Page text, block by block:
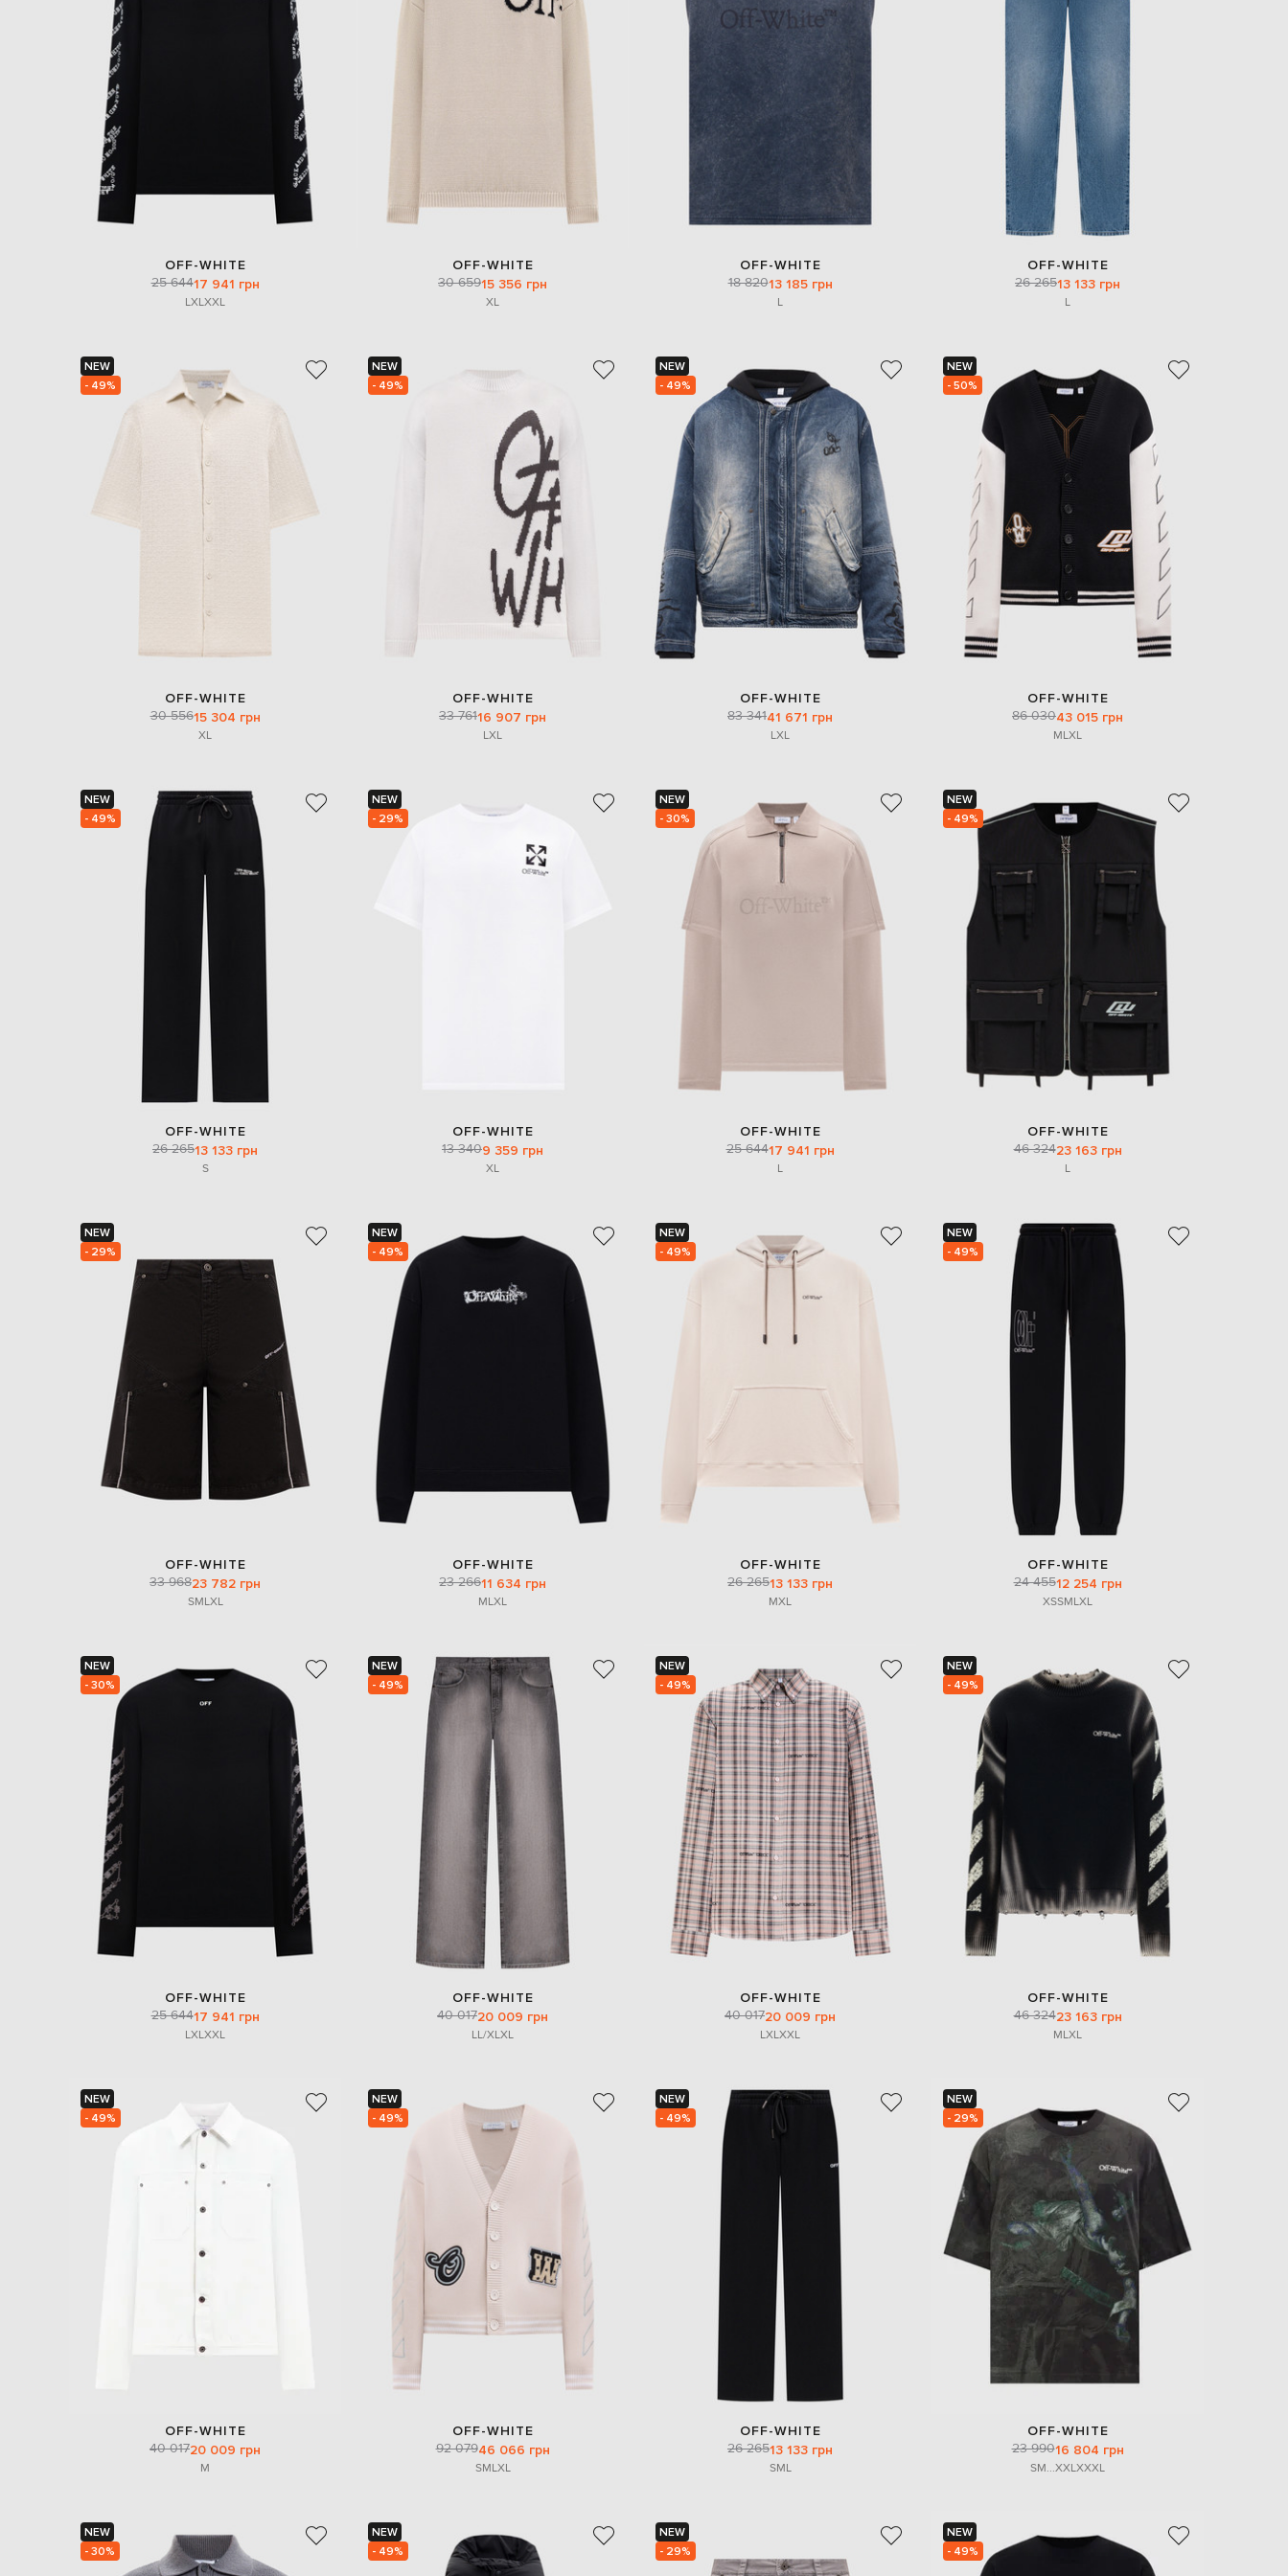
Slovakia
Slovenia
Spain
Sweden
OFF-WHITE
25 64417 941 грн
LXLXXL
OFF-WHITE
30 65915 356 грн
XL
OFF-WHITE
18 82013 185 грн
L
OFF-WHITE
26 26513 133 грн
L
NEW
- 49%
OFF-WHITE
30 55615 304 грн
XL
NEW
- 49%
OFF-WHITE
33 76116 907 грн
LXL
NEW
- 49%
OFF-WHITE
83 34141 671 грн
LXL
NEW
- 50%
OFF-WHITE
86 03043 015 грн
MLXL
NEW
- 49%
OFF-WHITE
26 26513 133 грн
S
NEW
- 29%
OFF-WHITE
13 3409 359 грн
XL
NEW
- 30%
OFF-WHITE
25 64417 941 грн
L
NEW
- 49%
OFF-WHITE
46 32423 163 грн
L
NEW
- 29%
OFF-WHITE
33 96823 782 грн
SMLXL
NEW
- 49%
OFF-WHITE
23 26611 634 грн
MLXL
NEW
- 49%
OFF-WHITE
26 26513 133 грн
MXL
NEW
- 49%
OFF-WHITE
24 45512 254 грн
XSSMLXL
NEW
- 30%
OFF-WHITE
25 64417 941 грн
LXLXXL
NEW
- 49%
OFF-WHITE
40 01720 009 грн
LL/XLXL
NEW
- 49%
OFF-WHITE
40 01720 009 грн
LXLXXL
NEW
- 49%
OFF-WHITE
46 32423 163 грн
MLXL
NEW
- 49%
OFF-WHITE
40 01720 009 грн
M
NEW
- 49%
OFF-WHITE
92 07946 066 грн
SMLXL
NEW
- 49%
OFF-WHITE
26 26513 133 грн
SML
NEW
- 29%
OFF-WHITE
23 99016 804 грн
SM...XXLXXXL
NEW
- 30%
NEW
- 49%
NEW
- 29%
NEW
- 49%